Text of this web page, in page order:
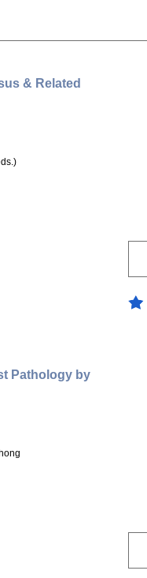
& Related
Pathology by